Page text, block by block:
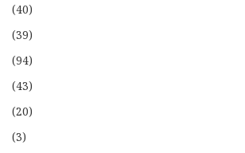
(40)
(39)
(94)
(43)
(20)
(3)